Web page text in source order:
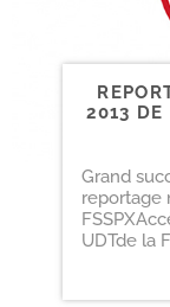
2013 DE
Grand
reportage
UDTde la